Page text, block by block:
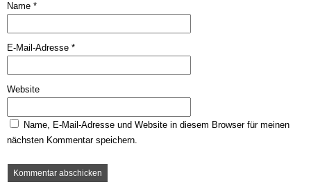
Name *
E-Mail-Adresse *
Website
Name, E-Mail-Adresse und Website in diesem Browser für meinen
nächsten Kommentar speichern.